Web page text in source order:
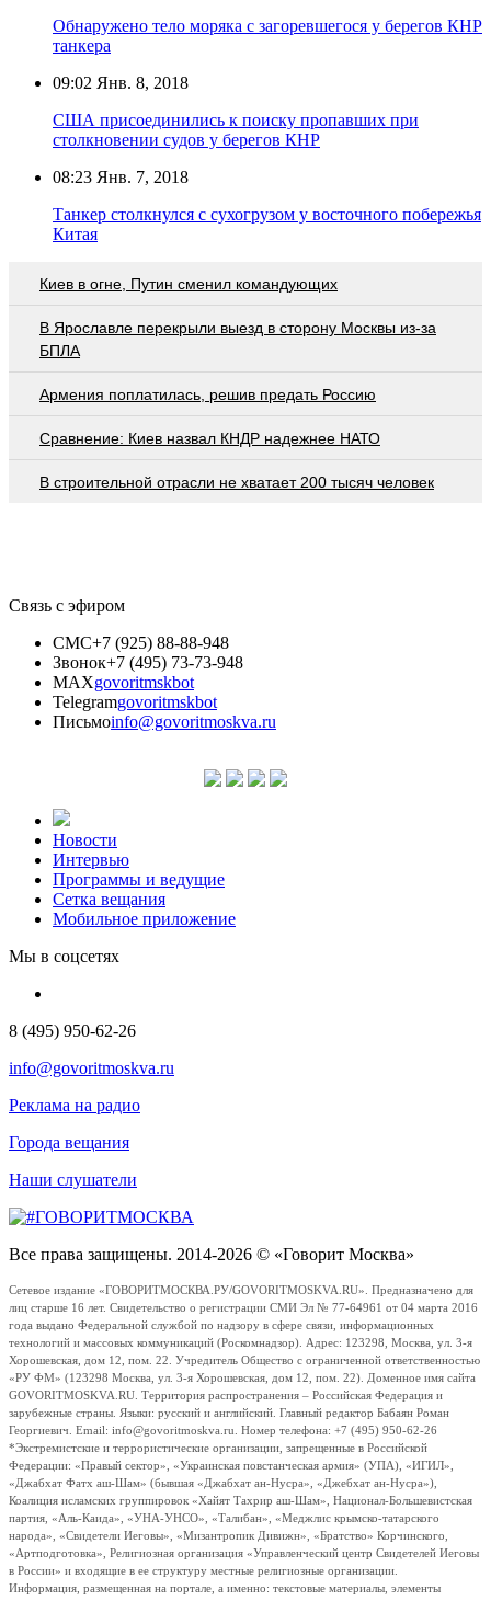
Обнаружено тело моряка с загоревшегося у берегов КНР
танкера
09:02 Янв. 8, 2018
США присоединились к поиску пропавших при
столкновении судов у берегов КНР
08:23 Янв. 7, 2018
Танкер столкнулся с сухогрузом у восточного побережья
Китая
Киев в огне, Путин сменил командующих
В Ярославле перекрыли выезд в сторону Москвы из-за
БПЛА
Армения поплатилась, решив предать Россию
Сравнение: Киев назвал КНДР надежнее НАТО
В строительной отрасли не хватает 200 тысяч человек
Связь с эфиром
СМС+7 (925) 88-88-948
Звонок+7 (495) 73-73-948
MAXgovoritmskbot
Telegramgovoritmskbot
Письмоinfo@govoritmoskva.ru
Новости
Интервью
Программы и ведущие
Сетка вещания
Мобильное приложение
Мы в соцсетях
8 (495) 950-62-26
info@govoritmoskva.ru
Реклама на радио
Города вещания
Наши слушатели
Все права защищены. 2014-2026 © «Говорит Москва»
Сетевое издание «ГОВОРИТМОСКВА.РУ/GOVORITMOSKVA.RU». Предназначено для
лиц старше 16 лет. Свидетельство о регистрации СМИ Эл № 77-64961 от 04 марта 2016
года выдано Федеральной службой по надзору в сфере связи, информационных
технологий и массовых коммуникаций (Роскомнадзор). Адрес: 123298, Москва, ул. 3-я
Хорошевская, дом 12, пом. 22. Учредитель Общество с ограниченной ответственностью
«РУ ФМ» (123298 Москва, ул. 3-я Хорошевская, дом 12, пом. 22). Доменное имя сайта
GOVORITMOSKVA.RU. Территория распространения – Российская Федерация и
зарубежные страны. Языки: русский и английский. Главный редактор Бабаян Роман
Георгиевич. Email: info@govoritmoskva.ru. Номер телефона: +7 (495) 950-62-26
*Экстремистские и террористические организации, запрещенные в Российской
Федерации: «Правый сектор», «Украинская повстанческая армия» (УПА), «ИГИЛ»,
«Джабхат Фатх аш-Шам» (бывшая «Джабхат ан-Нусра», «Джебхат ан-Нусра»),
Коалиция исламских группировок «Хайят Тахрир аш-Шам», Национал-Большевистская
партия, «Аль-Каида», «УНА-УНСО», «Талибан», «Меджлис крымско-татарского
народа», «Свидетели Иеговы», «Мизантропик Дивижн», «Братство» Корчинского,
«Артподготовка», Религиозная организация «Управленческий центр Свидетелей Иеговы
в России» и входящие в ее структуру местные религиозные организации.
Информация, размещенная на портале, а именно: текстовые материалы, элементы